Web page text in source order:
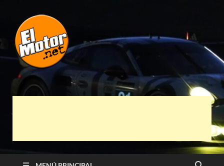
El Motor punto
Net
Automóviles